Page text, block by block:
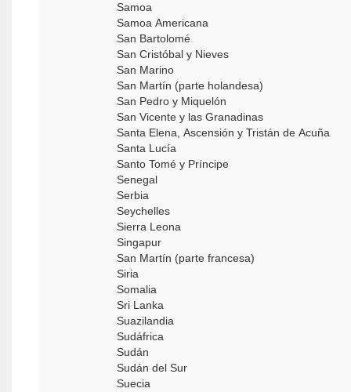
Samoa
Samoa Americana
San Bartolomé
San Cristóbal y Nieves
San Marino
San Martín (parte holandesa)
San Pedro y Miquelón
San Vicente y las Granadinas
Santa Elena, Ascensión y Tristán de Acuña
Santa Lucía
Santo Tomé y Príncipe
Senegal
Serbia
Seychelles
Sierra Leona
Singapur
San Martín (parte francesa)
Siria
Somalia
Sri Lanka
Suazilandia
Sudáfrica
Sudán
Sudán del Sur
Suecia